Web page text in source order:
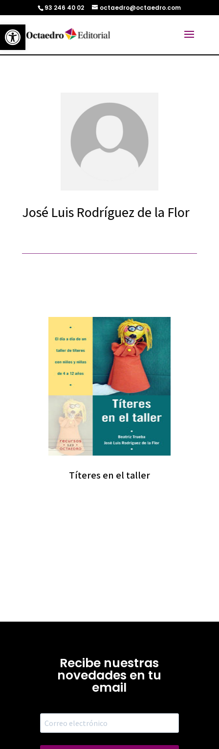
Abrir barra de herramientas
93 246 40 02 octaedro@octaedro.com
José Luis Rodríguez de la Flor
Títeres en el taller
Recibe nuestras
novedades en tu
email